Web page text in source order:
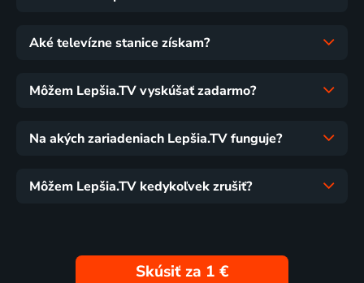
Aké televízne stanice získam?
Môžem Lepšia.TV vyskúšať zadarmo?
Na akých zariadeniach Lepšia.TV funguje?
Môžem Lepšia.TV kedykoľvek zrušiť?
Skúsiť za 1 €